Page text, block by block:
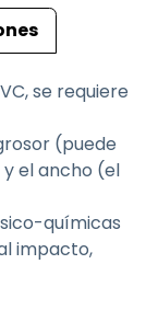
se requiere
(puede
y el ancho (el
químicas
impacto,